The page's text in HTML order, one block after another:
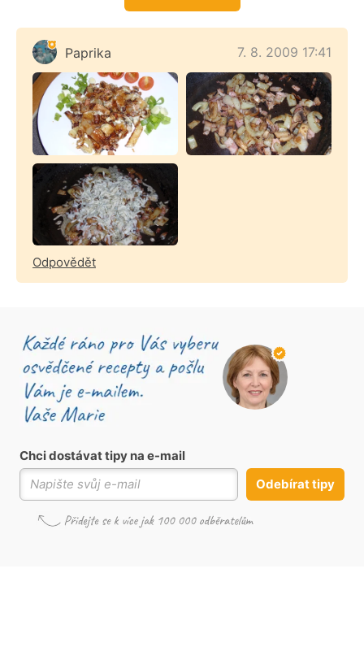
Paprika 7. 8. 2009 17:41
Odpovědět
Chci dostávat tipy na e-mail
Odebírat tipy